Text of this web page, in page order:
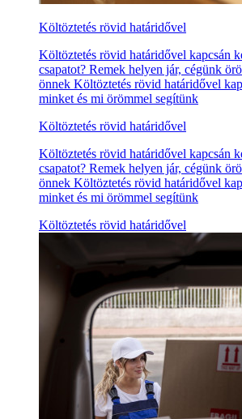
Költöztetés rövid határidővel
Költöztetés rövid határidővel kapcsán
csapatot? Remek helyen jár, cégünk
önnek Költöztetés rövid határidővel
minket és mi örömmel segítünk
Költöztetés rövid határidővel
Költöztetés rövid határidővel kapcsán
csapatot? Remek helyen jár, cégünk
önnek Költöztetés rövid határidővel
minket és mi örömmel segítünk
Költöztetés rövid határidővel